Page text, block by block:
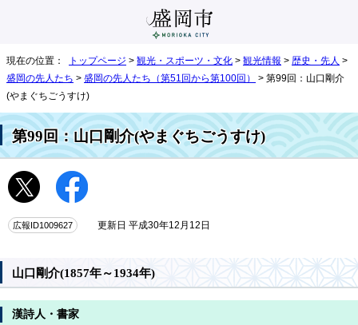
現在の位置： トップページ > 観光・スポーツ・文化 > 観光情報 > 歴史・先人 >
盛岡の先人たち > 盛岡の先人たち（第51回から第100回）
> 第99回：山口剛介
(やまぐちごうすけ)
第99回：山口剛介(やまぐちごうすけ)
広報ID1009627 更新日 平成30年12月12日
山口剛介(1857年～1934年)
漢詩人・書家